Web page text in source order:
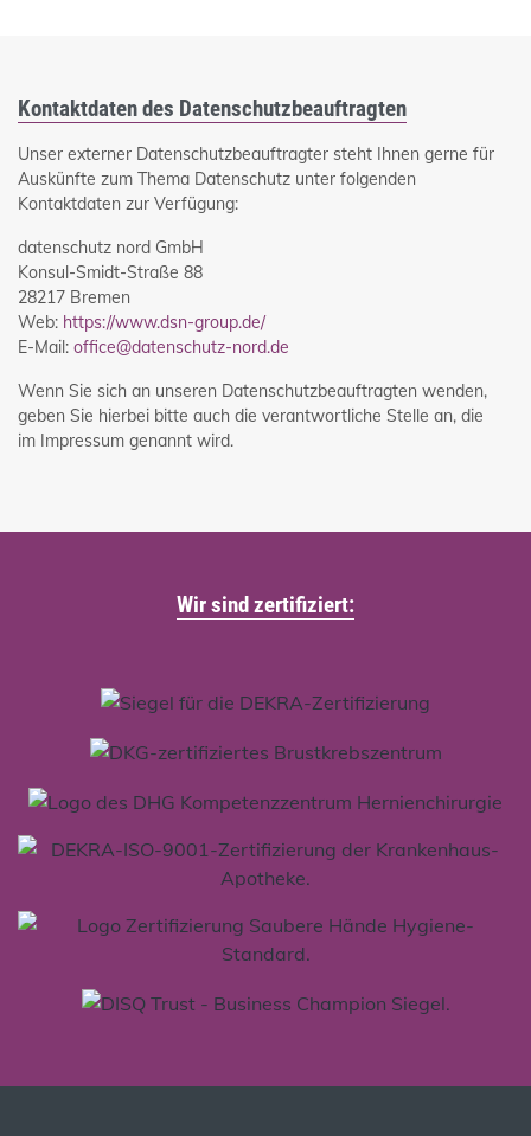
Kontaktdaten des Datenschutzbeauftragten
Unser externer Datenschutzbeauftragter steht Ihnen gerne für
Auskünfte zum Thema Datenschutz unter folgenden
Kontaktdaten zur Verfügung:
datenschutz nord GmbH
Konsul-Smidt-Straße 88
28217 Bremen
Web: https://www.dsn-group.de/
E-Mail: office@datenschutz-nord.de
Wenn Sie sich an unseren Datenschutzbeauftragten wenden,
geben Sie hierbei bitte auch die verantwortliche Stelle an, die
im Impressum genannt wird.
Wir sind zertifiziert: